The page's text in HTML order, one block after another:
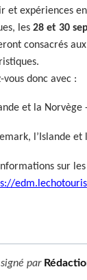
et expériences
les 28 et 30
consacrés
vous donc avec :
et la
l’Islande
sur
par